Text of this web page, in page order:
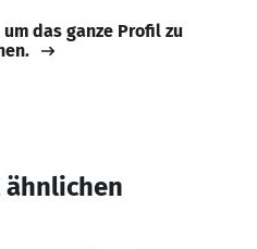
das ganze Profil zu